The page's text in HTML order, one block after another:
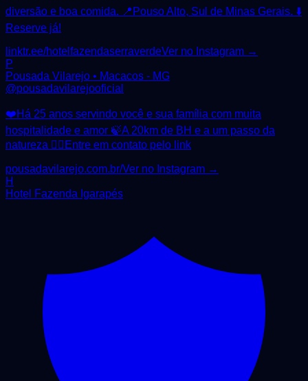
diversão e boa comida. 📍Pouso Alto, Sul de Minas Gerais. ⬇️
Reserve já!
linktr.ee/hotelfazendaserraverdeVer no Instagram →
P
Pousada Vilarejo • Macacos - MG
@pousadavilarejooficial
❤️Há 25 anos servindo você e sua família com muita
hospitalidade e amor 🍃A 20km de BH e a um passo da
natureza 👇🏻Entre em contato pelo link
pousadavilarejo.com.br/Ver no Instagram →
H
Hotel Fazenda Igarapés